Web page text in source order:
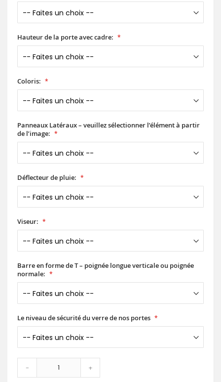
Hauteur de la porte avec cadre:
Coloris:
Panneaux Latéraux – veuillez sélectionner l’élément à partir
de l’image:
Déflecteur de pluie:
Viseur:
Barre en forme de T – poignée longue verticale ou poignée
normale:
Le niveau de sécurité du verre de nos portes
- +